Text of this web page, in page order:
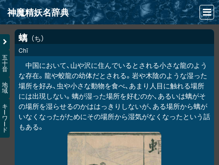
神魔精妖名辞典
NEWS
INFO
文献
検索
凖項目
画像資料便覧
五
十
音
地
域
キ
ワ
ド
螭 ち
Chī
中国において、山や沢に住んでいるとされる小さな龍のよう
な存在。龍や蛟龍の幼体だとされる。岩や木陰のような湿った
場所を好み、虫や小さな動物を食べ、あまり人目に触れる場所
には出現しない。螭が湿った場所を好むのか、あるいは螭がそ
の場所を湿らせるのかははっきりしないが、ある場所から螭が
いなくなったがためにその場所から湿気がなくなったという話
もある。